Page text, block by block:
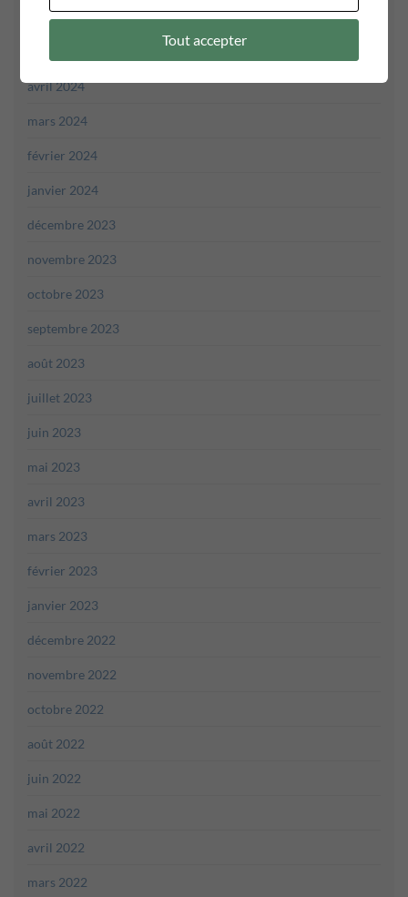
juin 2024
avril 2024
mars 2024
février 2024
janvier 2024
décembre 2023
novembre 2023
octobre 2023
septembre 2023
août 2023
juillet 2023
juin 2023
mai 2023
avril 2023
mars 2023
février 2023
janvier 2023
décembre 2022
novembre 2022
octobre 2022
août 2022
juin 2022
mai 2022
avril 2022
mars 2022
Tout accepter